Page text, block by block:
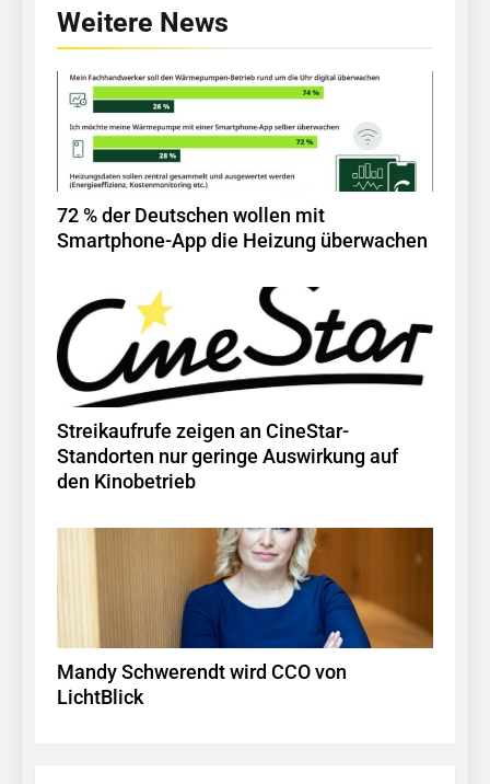
Weitere News
72 % der Deutschen wollen mit
Smartphone-App die Heizung überwachen
Streikaufrufe zeigen an CineStar-
Standorten nur geringe Auswirkung auf
den Kinobetrieb
Mandy Schwerendt wird CCO von
LichtBlick